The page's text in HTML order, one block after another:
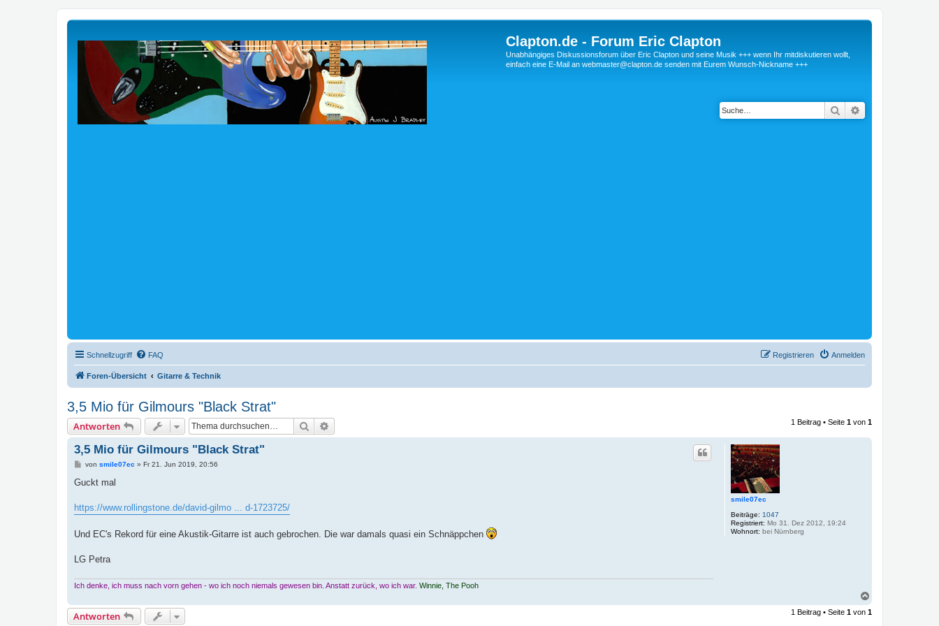
Clapton.de - Forum Eric Clapton
Unabhängiges Diskussionsforum über Eric Clapton und seine Musik +++ wenn Ihr mitdiskutieren wollt,
einfach eine E-Mail an webmaster@clapton.de senden mit Eurem Wunsch-Nickname +++
Suche
Schnellzugriff FAQ Anmelden
Registrieren
Foren-Übersicht Gitarre & Technik
3,5 Mio für Gilmours "Black Strat"
Antworten Suche 1 Beitrag • Seite 1 von 1
smile07ec
Beiträge: 1047
Registriert: Mo 31. Dez 2012, 19:24
Wohnort: bei Nürnberg
3,5 Mio für Gilmours "Black Strat"
B
i
a
g
von smile07ec » Fr 21. Jun 2019, 20:56
Guckt mal
https://www.rollingstone.de/david-gilmo ... d-1723725/
Und EC's Rekord für eine Akustik-Gitarre ist auch gebrochen. Die war damals quasi ein Schnäppchen
LG Petra
Ich denke, ich muss nach vorn gehen - wo ich noch niemals gewesen bin. Anstatt zurück, wo ich war. Winnie, The Pooh
c
Antworten 1 Beitrag • Seite 1 von 1